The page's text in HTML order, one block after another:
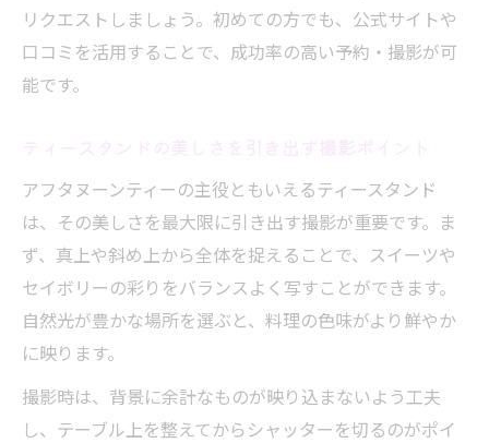
リクエストしましょう。初めての方でも、公式サイトや
口コミを活用することで、成功率の高い予約・撮影が可
能です。
アフタヌーンティーの主役ともいえるティースタンド
は、その美しさを最大限に引き出す撮影が重要です。ま
ず、真上や斜め上から全体を捉えることで、スイーツや
セイボリーの彩りをバランスよく写すことができます。
自然光が豊かな場所を選ぶと、料理の色味がより鮮やか
に映ります。
撮影時は、背景に余計なものが映り込まないよう工夫
し、テーブル上を整えてからシャッターを切るのがポイ